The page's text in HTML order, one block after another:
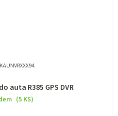
auta R385 GPS DVR
(5 KS)